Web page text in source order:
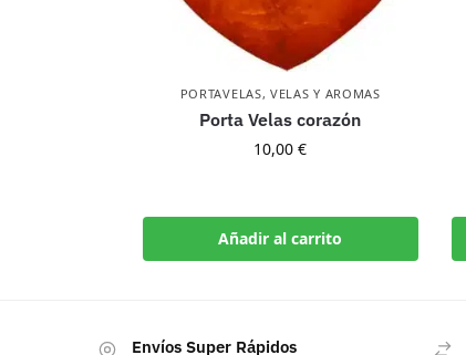
PORTAVELAS,VELAS Y AROMAS
Porta Velas corazón
10,00€
Añadir al carrito
Envíos Super Rápidos